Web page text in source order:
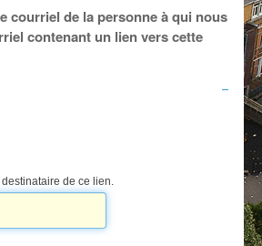
RDV
courriel de la personne à qui nous
contenant un lien vers cette
de ce lien.